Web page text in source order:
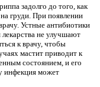
задолго до того, как
груди. При появлении
Устные антибиотики
не улучшают
к врачу, чтобы
мастит приводит к
состоянием, и его
инфекция может